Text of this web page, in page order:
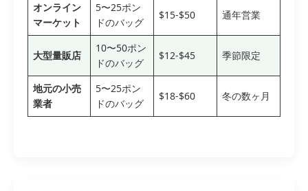
オンライン
マーケット
5〜25ポン
ドのバッグ
$15-$50 通年営業
大型量販店
10〜50ポン
ドのバッグ
$12-$45 季節限定
地元の小売
業者
5〜25ポン
ドのバッグ
$18-$60 冬の数ヶ月